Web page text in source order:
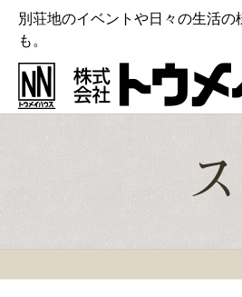
別荘地のイベントや日々の生活
も。